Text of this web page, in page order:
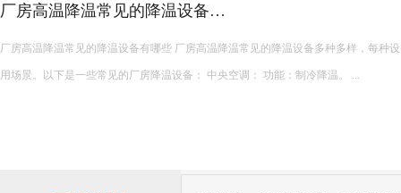
皮革车间降温措施有哪些？
皮革车间使用蒸发冷空调的降温措施及相关要点如下： 设备选型 根据面积：如果车间面积较小，如 200 平方
米以下，可选择单台小型蒸发冷空调。若车间面积较大，如 1000 平方米以上，可能